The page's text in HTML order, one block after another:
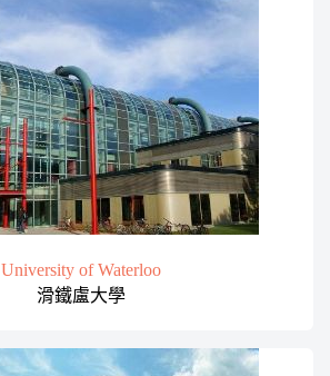
University of Waterloo
滑鐵盧大學